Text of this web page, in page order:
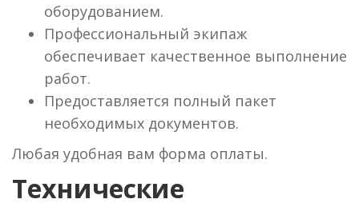
оборудованием.
Профессиональный экипаж
обеспечивает качественное выполнение
работ.
Предоставляется полный пакет
необходимых документов.
Любая удобная вам форма оплаты.
Технические